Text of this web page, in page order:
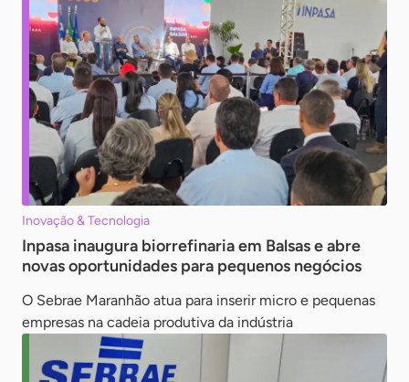
Inovação & Tecnologia
Inpasa inaugura biorrefinaria em Balsas e abre
novas oportunidades para pequenos negócios
O Sebrae Maranhão atua para inserir micro e pequenas
empresas na cadeia produtiva da indústria